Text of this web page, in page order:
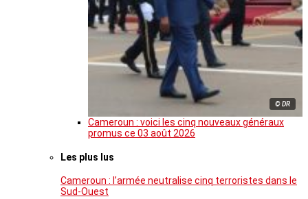
© DR
Cameroun : voici les cinq nouveaux généraux
promus ce 03 août 2026
Les plus lus
Cameroun : l’armée neutralise cinq terroristes dans le
Sud-Ouest